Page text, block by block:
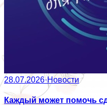
28.07.2026·Новости
Каждый может помочь